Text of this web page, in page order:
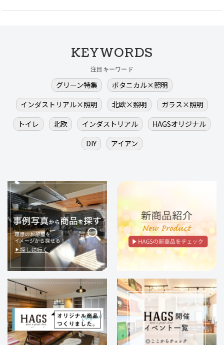
KEYWORDS
注目キーワード
グリーン特集
ボタニカル×照明
インダストリアル×照明
北欧×照明
ガラス×照明
トイレ
北欧 インダストリアル
HAGSオリジナル
DIY
アイアン